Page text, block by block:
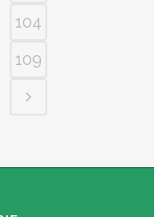
104
109